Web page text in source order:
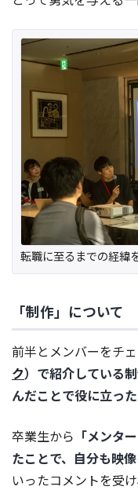
転職に至るまでの経緯
「制作」について
前半とメンバーをチェ
ク）で紹介している
んだことで役に立っ
卒業生から 「メンタ
たことで、自分も映
いったコメントを受